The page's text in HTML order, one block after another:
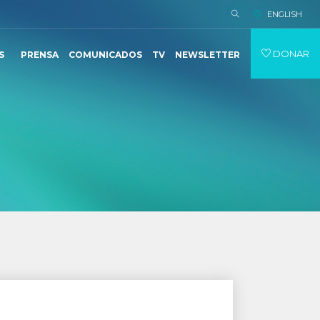
ENGLISH
PRENSA COMUNICADOS TV NEWSLETTER DONAR